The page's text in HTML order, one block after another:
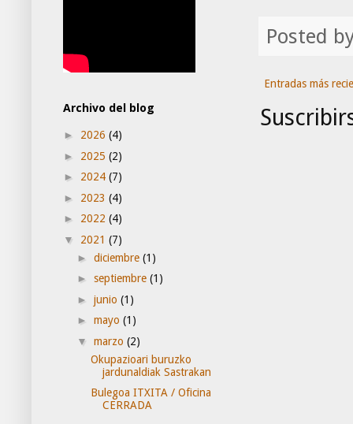
Posted
Entradas más
Archivo del blog
► 2026 (4)
► 2025 (2)
► 2024 (7)
► 2023 (4)
► 2022 (4)
▼ 2021 (7)
► diciembre (1)
► septiembre (1)
► junio (1)
► mayo (1)
▼ marzo (2)
Okupazioari buruzko
jardunaldiak Sastrakan
Bulegoa ITXITA / Oficina
CERRADA